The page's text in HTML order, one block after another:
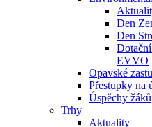
Den
Den
EVVO
Opavské
Přestupky na
Úspěchy žáků
Trhy
Aktuality